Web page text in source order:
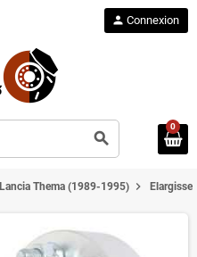
search
person Connexion
0
Lancia Thema (1989-1995) chevron_right